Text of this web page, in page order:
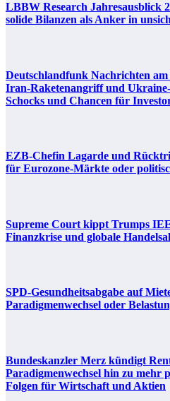
LBBW Research Jahresausblick
solide Bilanzen als Anker in
Deutschlandfunk Nachrichten am
Iran-Raketenangriff und
Schocks und Chancen für
EZB-Chefin Lagarde und
für Eurozone-Märkte oder
Supreme Court kippt Trumps
Finanzkrise und globale
SPD-Gesundheitsabgabe auf
Paradigmenwechsel oder
Bundeskanzler Merz kündigt
Paradigmenwechsel hin zu mehr
Folgen für Wirtschaft und Aktien